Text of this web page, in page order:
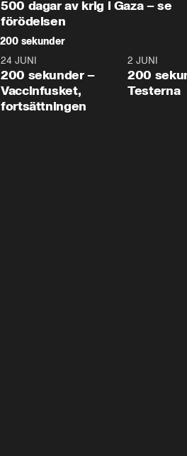
500 dagar av krig i Gaza – se
förödelsen
200 sekunder
5:00
24 JUNI
200 sekunder –
Vaccinfusket,
fortsättningen
2 JUNI
200
Testerna